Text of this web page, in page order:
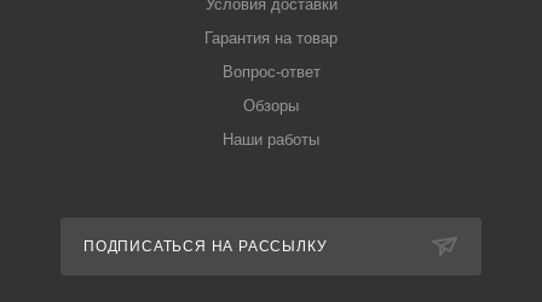
Условия доставки
Гарантия на товар
Вопрос-ответ
Обзоры
Наши работы
ПОДПИСАТЬСЯ НА РАССЫЛКУ